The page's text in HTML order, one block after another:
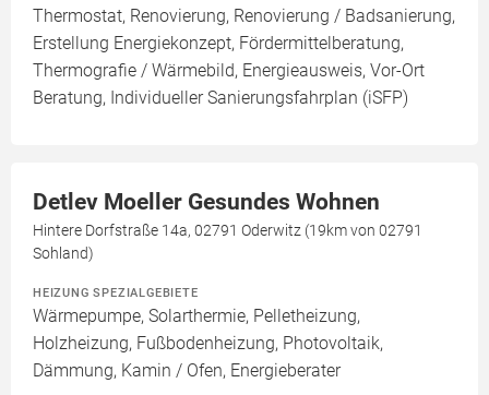
Thermostat, Renovierung, Renovierung / Badsanierung,
Erstellung Energiekonzept, Fördermittelberatung,
Thermografie / Wärmebild, Energieausweis, Vor-Ort
Beratung, Individueller Sanierungsfahrplan (iSFP)
Detlev Moeller Gesundes Wohnen
Hintere Dorfstraße 14a, 02791 Oderwitz (19km von 02791
Sohland)
HEIZUNG SPEZIALGEBIETE
Wärmepumpe, Solarthermie, Pelletheizung,
Holzheizung, Fußbodenheizung, Photovoltaik,
Dämmung, Kamin / Ofen, Energieberater